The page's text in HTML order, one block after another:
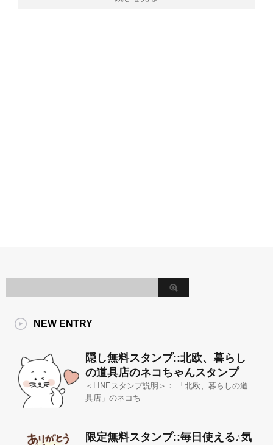
NEW ENTRY
隠し無料スタンプ::北欧、暮らし
の道具店のネコちゃんスタンプ
＜LINEスタンプ説明＞： 「北欧、暮らしの道
具店」のネコち
限定無料スタンプ::毎日使える♪気